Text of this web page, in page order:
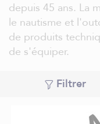
depuis 45 ans. La
le nautisme et
de produits
de s'équiper.
Filtrer